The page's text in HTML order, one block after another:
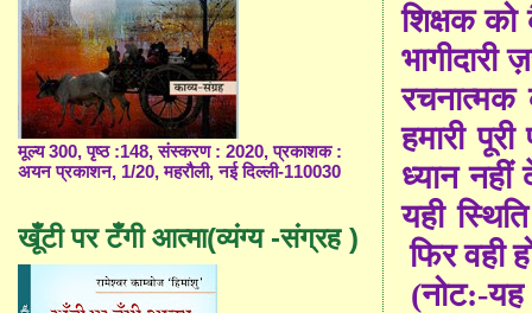
शिक्षक को
भागीदारी
हमारी
ध्यान
यही
फिर वही
(नोट:-
मूल्य 300, पृष्ठ :148, संस्करण : 2020, प्रकाशक :
अयन प्रकाशन, 1/20, महरौली, नई दिल्ली-110030
खूँटी पर टँगी आत्मा(व्यंग्य -संग्रह )